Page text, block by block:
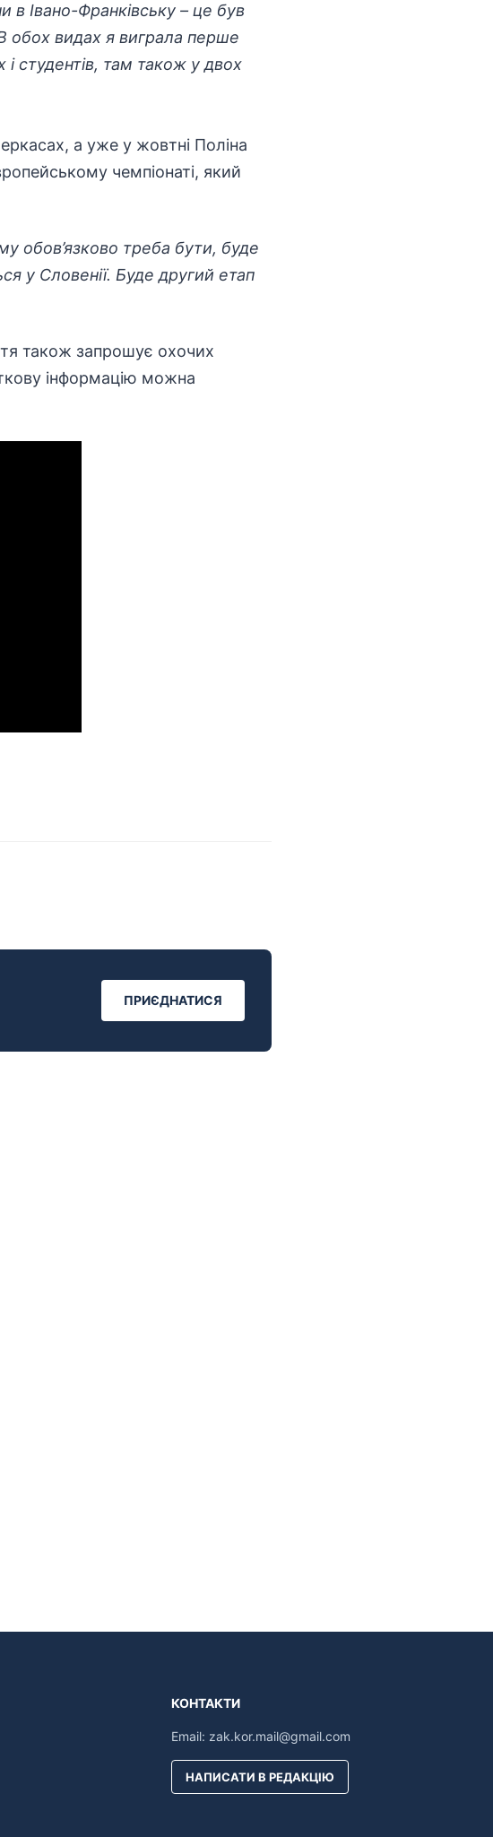
в Івано-Франківську – це був
обох видах я виграла перше
студентів, там також у двох
а уже у жовтні Поліна
чемпіонаті, який
обов’язково треба бути, буде
у Словенії. Буде другий етап
також запрошує охочих
інформацію можна
ПРИЄДНАТИСЯ
КОНТАКТИ
Email: zak.kor.mail@gmail.com
НАПИСАТИ В РЕДАКЦІЮ